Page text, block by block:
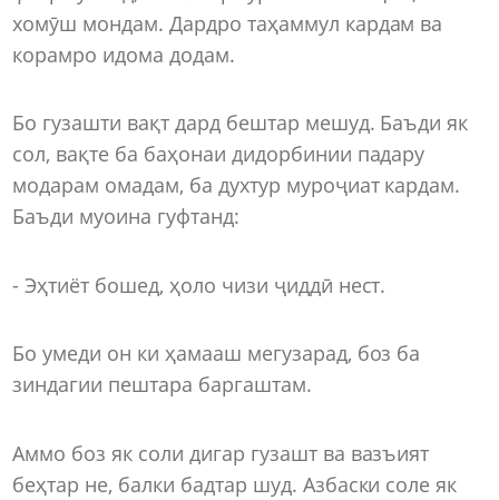
хомӯш мондам. Дардро таҳаммул кардам ва
корамро идома додам.
Бо гузашти вақт дард бештар мешуд. Баъди як
сол, вақте ба баҳонаи дидорбинии падару
модарам омадам, ба духтур муроҷиат кардам.
Баъди муоина гуфтанд:
- Эҳтиёт бошед, ҳоло чизи ҷиддӣ нест.
Бо умеди он ки ҳамааш мегузарад, боз ба
зиндагии пештара баргаштам.
Аммо боз як соли дигар гузашт ва вазъият
беҳтар не, балки бадтар шуд. Азбаски соле як